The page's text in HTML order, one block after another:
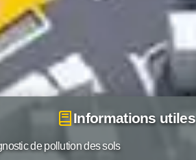
Informations utiles
de pollution des sols